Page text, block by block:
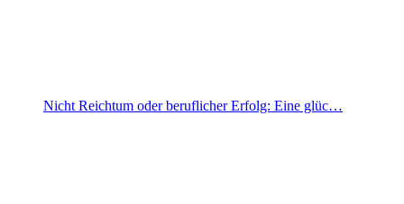
Nicht Reichtum oder beruflicher Erfolg: Eine glüc…